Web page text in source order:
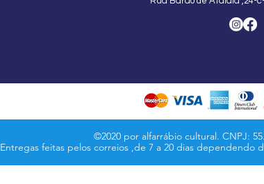
©2020 por alfarrábio cultural.
Entregas feitas pelos correios ,de 7 a 20 dias dependendo